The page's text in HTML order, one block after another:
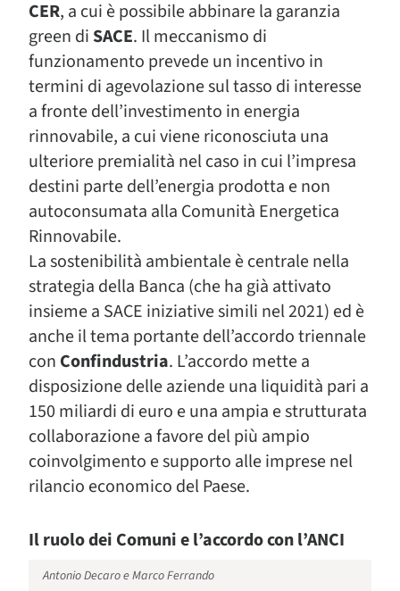
CER, a cui è possibile abbinare la garanzia
green di SACE. Il meccanismo di
funzionamento prevede un incentivo in
termini di agevolazione sul tasso di interesse
a fronte dell’investimento in energia
rinnovabile, a cui viene riconosciuta una
ulteriore premialità nel caso in cui l’impresa
destini parte dell’energia prodotta e non
autoconsumata alla Comunità Energetica
Rinnovabile.
La sostenibilità ambientale è centrale nella
strategia della Banca (che ha già attivato
insieme a SACE iniziative simili nel 2021) ed è
anche il tema portante dell’accordo triennale
con Confindustria. L’accordo mette a
disposizione delle aziende una liquidità pari a
150 miliardi di euro e una ampia e strutturata
collaborazione a favore del più ampio
coinvolgimento e supporto alle imprese nel
rilancio economico del Paese.
Il ruolo dei Comuni e l’accordo con l’ANCI
Antonio Decaro e Marco Ferrando